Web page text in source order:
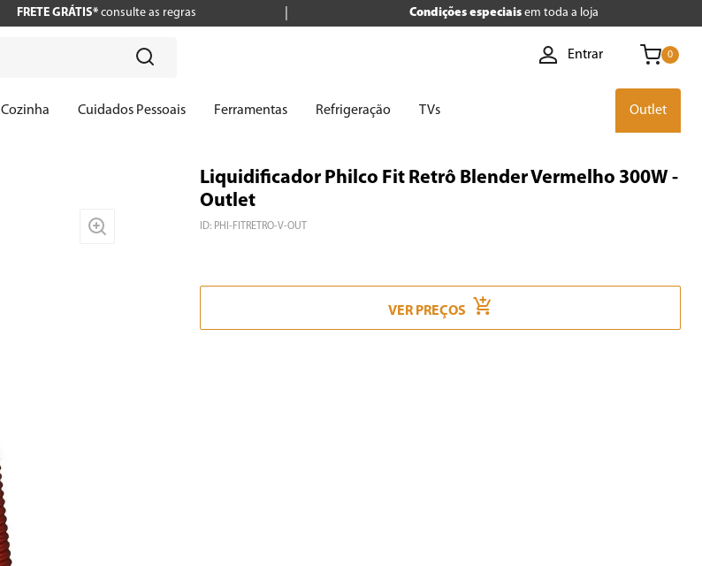
FRETE GRÁTIS*consulte as regras Condições especiais em toda a loja
Entrar 0
Cozinha Cuidados Pessoais Ferramentas Refrigeração TVs Outlet
Liquidificador Philco Fit Retrô Blender Vermelho 300W -
Outlet
ID: PHI-FITRETRO-V-OUT
VER PREÇOS